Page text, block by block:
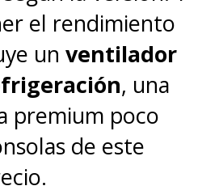
el rendimiento
unventilador
, una
premium poco
de este